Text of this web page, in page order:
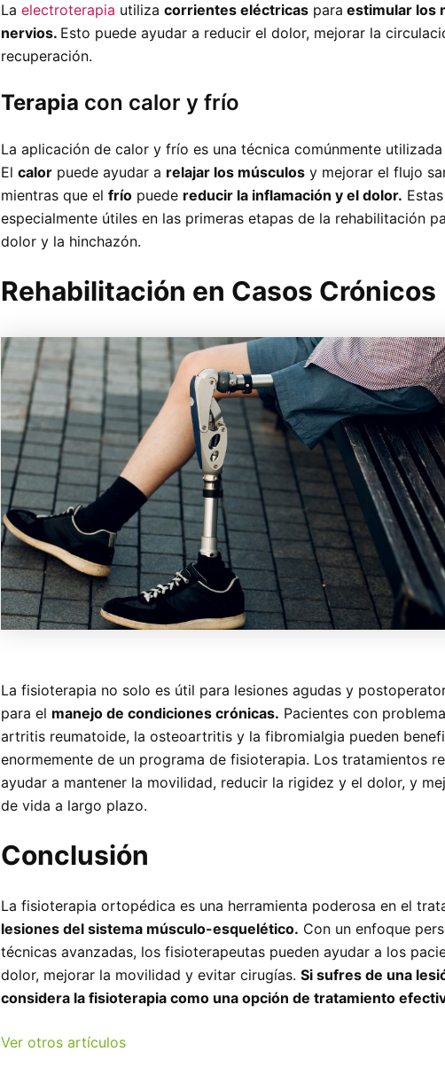
La electroterapia utiliza corrientes eléctricas para estimular los
nervios. Esto puede ayudar a reducir el dolor, mejorar la
recuperación.
Terapia con calor y frío
La aplicación de calor y frío es una técnica comúnmente
El calor puede ayudar a relajar los músculos y mejorar el flujo
mientras que el frío puede reducir la inflamación y el dolor.
especialmente útiles en las primeras etapas de la rehabilitación
dolor y la hinchazón.
Rehabilitación en Casos Crónicos
La fisioterapia no solo es útil para lesiones agudas y
para el manejo de condiciones crónicas. Pacientes con
artritis reumatoide, la osteoartritis y la fibromialgia pueden
enormemente de un programa de fisioterapia. Los tratamientos
ayudar a mantener la movilidad, reducir la rigidez y el dolor, y
de vida a largo plazo.
Conclusión
La fisioterapia ortopédica es una herramienta poderosa en el
lesiones del sistema músculo-esquelético. Con un enfoque
técnicas avanzadas, los fisioterapeutas pueden ayudar a los
dolor, mejorar la movilidad y evitar cirugías. Si sufres de una
considera la fisioterapia como una opción de tratamiento
Ver otros artículos